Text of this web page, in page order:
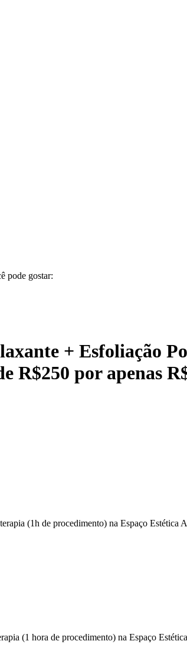
pode gostar:
+ Esfoliação
R$250 por apenas
(1h de procedimento) na Espaço Estética
(1 hora de procedimento) na Espaço